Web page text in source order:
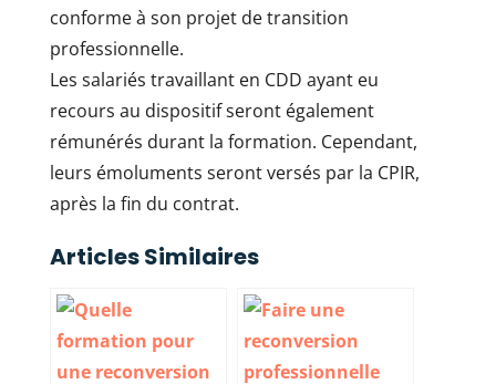
conforme à son projet de transition
professionnelle.
Les salariés travaillant en CDD ayant eu
recours au dispositif seront également
rémunérés durant la formation. Cependant,
leurs émoluments seront versés par la CPIR,
après la fin du contrat.
Articles Similaires